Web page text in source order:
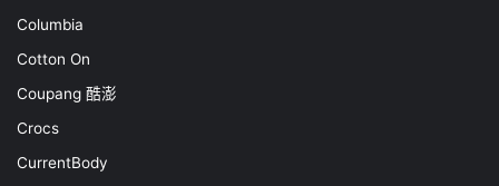
Columbia
Cotton On
Coupang 酷澎
Crocs
CurrentBody